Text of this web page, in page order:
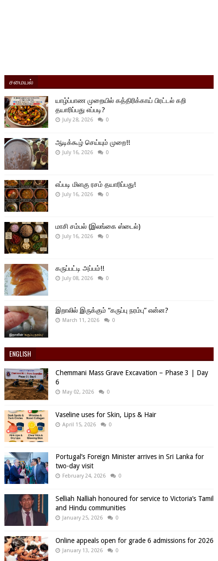
சமையல்
யாழ்ப்பாண முறையில் கத்திரிக்காய் பிரட்டல் கறி
தயாரிப்பது எப்படி?
July 28, 2026 0
ஆடிக்கூழ் செய்யும் முறை!!
July 16, 2026 0
எப்படி மிளகு ரசம் தயாரிப்பது!
July 16, 2026 0
மாசி சம்பல் (இலங்கை ஸ்டைல்)
July 16, 2026 0
கருப்பட்டி அப்பம்!!
July 08, 2026 0
இறாலில் இருக்கும் “கருப்பு நரம்பு” என்ன?
March 11, 2026 0
ENGLISH
Chemmani Mass Grave Excavation – Phase 3 | Day
6
May 02, 2026 0
Vaseline uses for Skin, Lips & Hair
April 15, 2026 0
Portugal’s Foreign Minister arrives in Sri Lanka for
two-day visit
February 24, 2026 0
Selliah Nalliah honoured for service to Victoria’s Tamil
and Hindu communities
January 25, 2026 0
Online appeals open for grade 6 admissions for 2026
January 13, 2026 0